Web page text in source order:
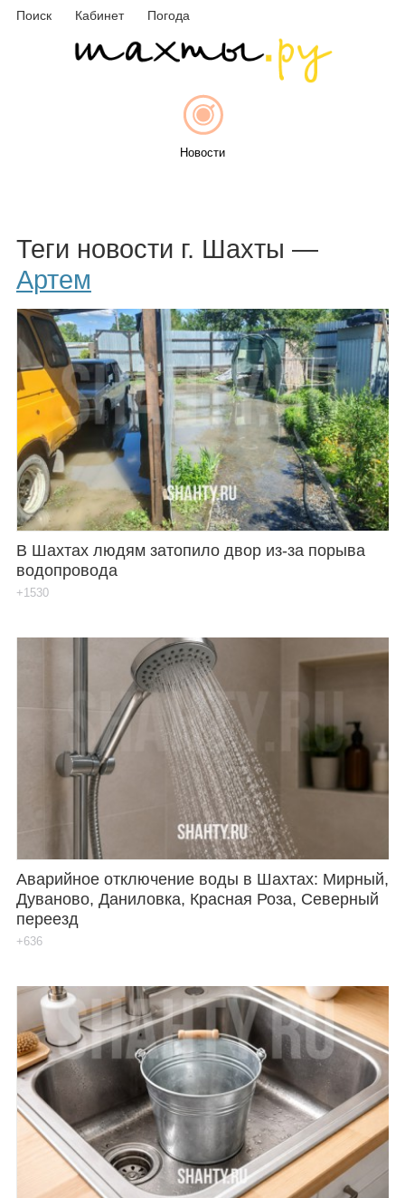
Поиск Кабинет Погода
Новости
Афиша
Объявления
Каталог
Инфо
Карты
Фотогалерея
Теги новости г. Шахты —
Артем
В Шахтах людям затопило двор из-за порыва
водопровода
+1530
Аварийное отключение воды в Шахтах: Мирный,
Дуваново, Даниловка, Красная Роза, Северный
переезд
+636